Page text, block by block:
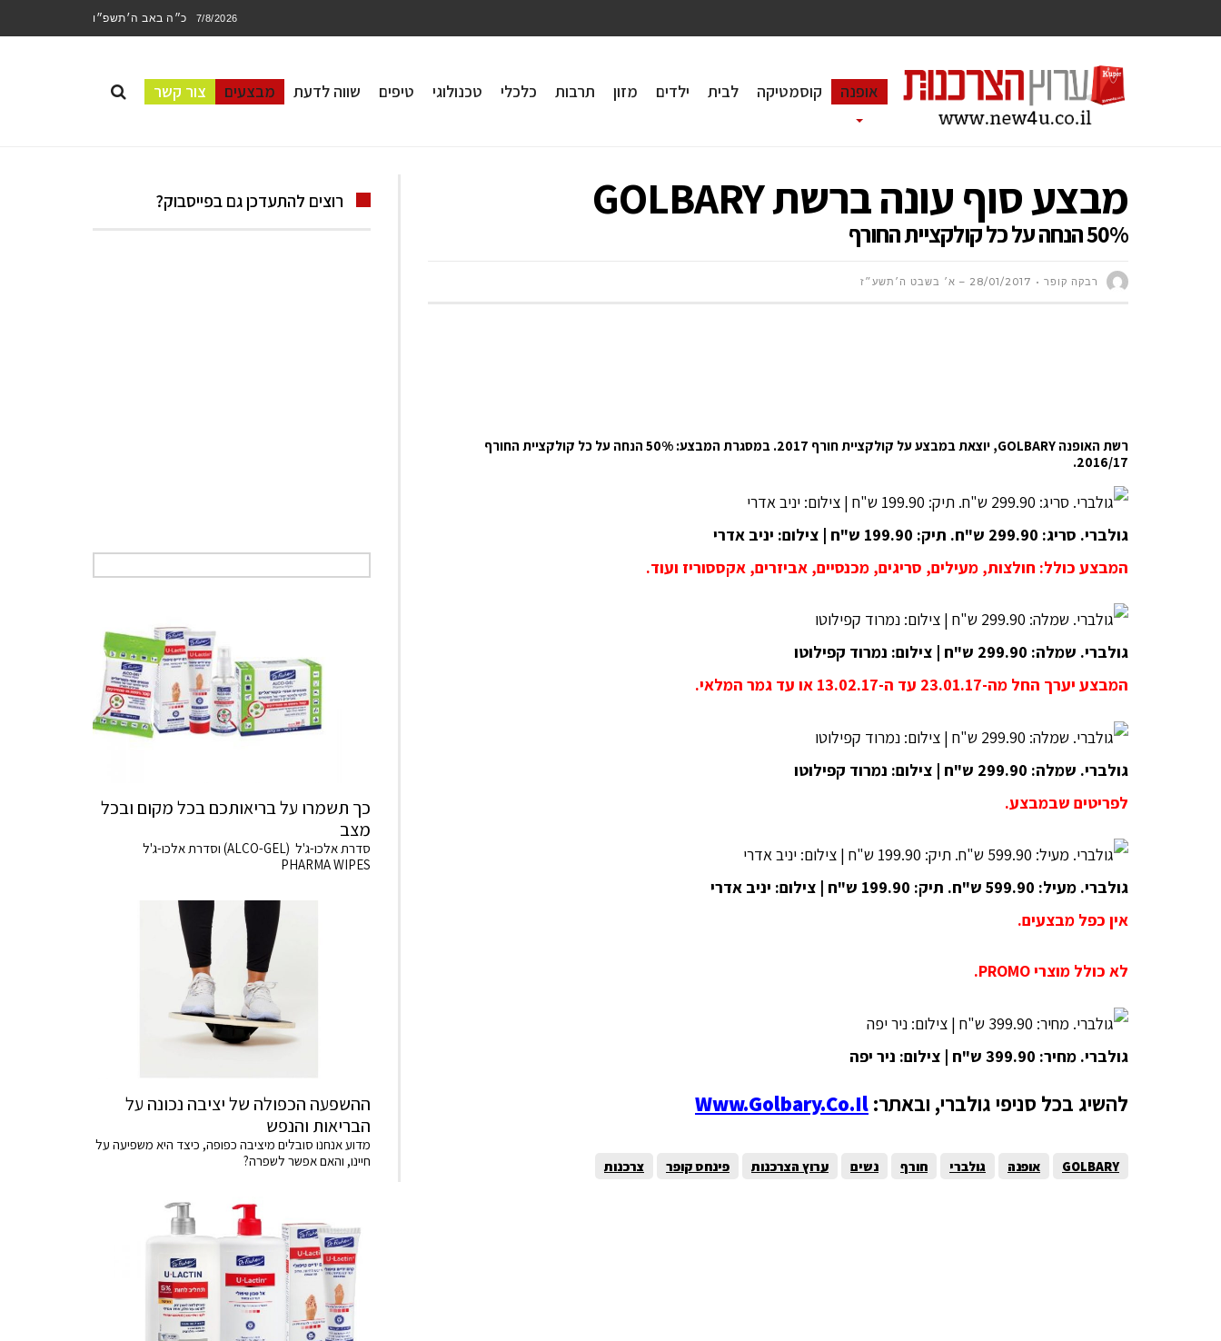
7/8/2026 כ״ה באב ה׳תשפ״ו
אופנה קוסמטיקה לבית ילדים מזון תרבות כלכלי טכנולוגי טיפים שווה לדעת מבצעים צור קשר
מבצע סוף עונה ברשת GOLBARY
50% הנחה על כל קולקציית החורף
רבקה קופר 28/01/2017 – א׳ בשבט ה׳תשע״ז
רשת האופנה GOLBARY, יוצאת במבצע על קולקציית חורף 2017. במסגרת המבצע: 50% הנחה על כל קולקציית החורף
2016/17.
גולברי. סריג: 299.90 ש"ח. תיק: 199.90 ש"ח | צילום: יניב אדרי
המבצע כולל: חולצות, מעילים, סריגים, מכנסיים, אביזרים, אקססוריז ועוד.
גולברי. שמלה: 299.90 ש"ח | צילום: נמרוד קפילוטו
המבצע יערך החל מה-23.01.17 עד ה-13.02.17 או עד גמר המלאי.
גולברי. שמלה: 299.90 ש"ח | צילום: נמרוד קפילוטו
לפריטים שבמבצע.
גולברי. מעיל: 599.90 ש"ח. תיק: 199.90 ש"ח | צילום: יניב אדרי
אין כפל מבצעים.
לא כולל מוצרי PROMO.
גולברי. מחיר: 399.90 ש"ח | צילום: ניר יפה
להשיג בכל סניפי גולברי, ובאתר: Www.golbary.co.il
GOLBARY אופנה גולברי חורף נשים ערוץ הצרכנות פינחס קופר צרכנות
רוצים להתעדכן גם בפייסבוק?
כך תשמרו על בריאותכם בכל מקום ובכל
מצב
סדרת אלכו-ג'ל (ALCO-GEL) וסדרת אלכו-ג'ל
PHARMA WIPES
ההשפעה הכפולה של יציבה נכונה על
הבריאות והנפש
מדוע אנחנו סובלים מיציבה כפופה, כיצד היא משפיעה על
חיינו, והאם אפשר לשפרה?